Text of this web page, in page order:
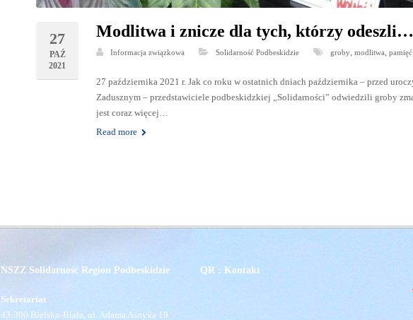
27
PAŹ
2021
Modlitwa i znicze dla tych, którzy odeszli…
Informacja związkowa Solidarność Podbeskidzie groby ,modlitwa ,pamięć
27 października 2021 r. Jak co roku w ostatnich dniach października – przed
Zadusznym – przedstawiciele podbeskidzkiej „Solidarności” odwiedzili groby
jest coraz więcej…
Read more
NSZZ Solidarność Region Podbeskidzie
Sekretariat
43-300 Bielsko-Biała, ul. Adama Asnyka 19
QR : Kontakt